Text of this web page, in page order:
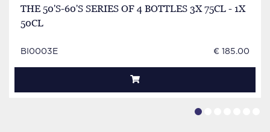
THE 50'S-60'S SERIES OF 4 BOTTLES 3X 75CL - 1X
50CL
BI0003E € 185.00